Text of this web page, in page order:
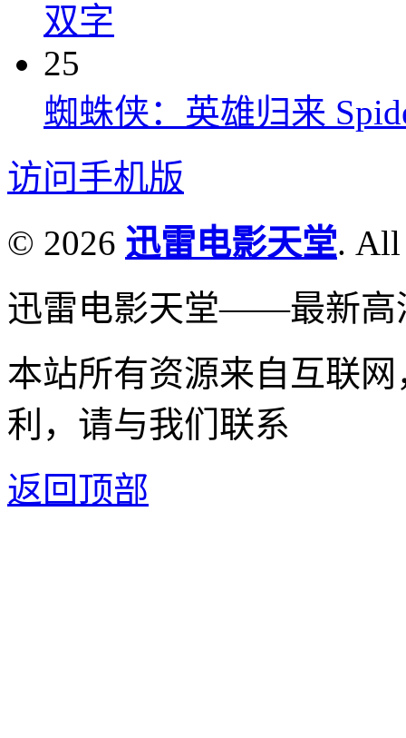
双字
25
蜘蛛侠：英雄归来
访问手机版
© 2026 迅雷电影天堂. All
迅雷电影天堂——最新高
本站所有资源来自互联
利，请与我们联系
返回顶部